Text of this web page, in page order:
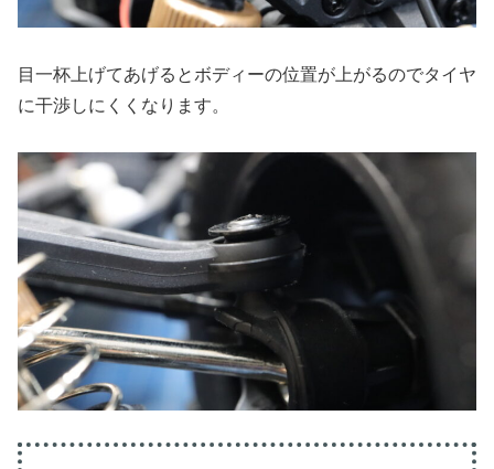
目一杯上げてあげるとボディーの位置が上がるのでタイヤ
に干渉しにくくなります。